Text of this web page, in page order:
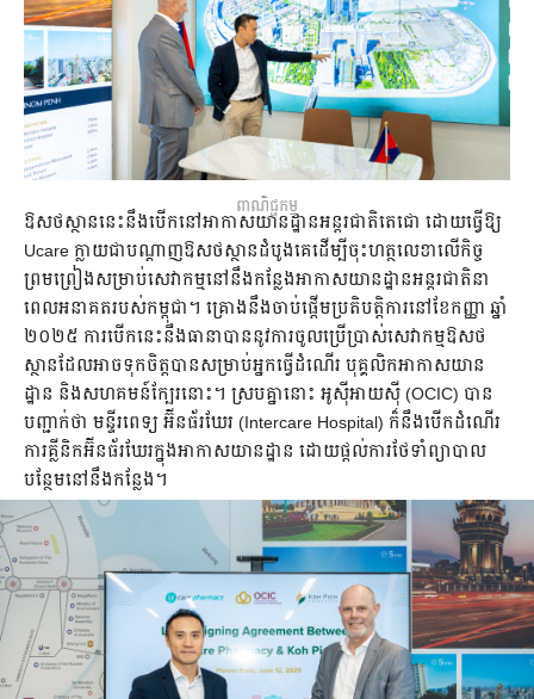
ពាណិជ្ជកម្ម
ឱសថស្ថាននេះនឹងបើកនៅអាកាសយានដ្ឋានអន្តរជាតិតេជោ ដោយធ្វើឱ្យ
Ucare ក្លាយជាបណ្តាញឱសថស្ថានដំបូងគេដើម្បីចុះហត្ថលេខាលើកិច្ច
ព្រមព្រៀងសម្រាប់សេវាកម្មនៅនឹងកន្លែងអាកាសយានដ្ឋានអន្តរជាតិនា
ពេលអនាគតរបស់កម្ពុជា។ គ្រោងនឹងចាប់ផ្តើមប្រតិបត្តិការនៅខែកញ្ញា ឆ្នាំ
២០២៥ ការបើកនេះនឹងធានាបាននូវការចូលប្រើប្រាស់សេវាកម្មឱសថ
ស្ថានដែលអាចទុកចិត្តបានសម្រាប់អ្នកធ្វើដំណើរ បុគ្គលិកអាកាសយាន
ដ្ឋាន និងសហគមន៍ក្បែរនោះ។ ស្របគ្នានោះ អូស៊ីអាយស៊ី (OCIC) បាន
បញ្ជាក់ថា មន្ទីរពេទ្យ អ៊ីនធ័រឃែរ (Intercare Hospital) ក៏នឹងបើកដំណើរ
ការគ្លីនិកអ៊ីនធ័រឃែរក្នុងអាកាសយានដ្ឋាន ដោយផ្តល់ការថែទាំព្យាបាល
បន្ថែមនៅនឹងកន្លែង។